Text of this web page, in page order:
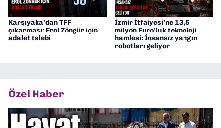
Karşıyaka’dan TFF
çıkarması: Erol Zöngür için
adalet talebi
İzmir İtfaiyesi’ne 13,5
milyon Euro’luk teknoloji
hamlesi: İnsansız yangın
robotları geliyor
Özel Haber